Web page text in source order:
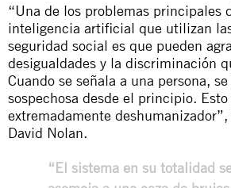
“Una de los problemas principales
inteligencia artificial que utilizan
seguridad social es que pueden
desigualdades y la discriminación
Cuando se señala a una persona,
sospechosa desde el principio.
extremadamente
David Nolan.
“El sistema en su totalidad